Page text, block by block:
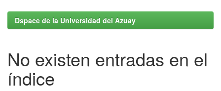
Dspace de la Universidad del Azuay
No existen entradas en el
índice